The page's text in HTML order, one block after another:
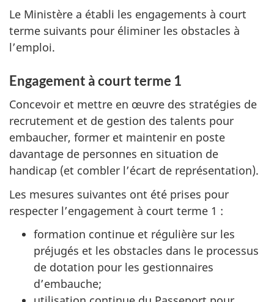
Le Ministère a établi les engagements à court
terme suivants pour éliminer les obstacles à
l’emploi.
Engagement à court terme 1
Concevoir et mettre en œuvre des stratégies de
recrutement et de gestion des talents pour
embaucher, former et maintenir en poste
davantage de personnes en situation de
handicap (et combler l’écart de représentation).
Les mesures suivantes ont été prises pour
respecter l’engagement à court terme 1 :
formation continue et régulière sur les
préjugés et les obstacles dans le processus
de dotation pour les gestionnaires
d’embauche;